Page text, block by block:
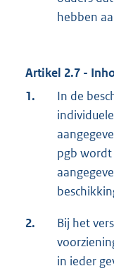
hebben
Artikel 2.7 -
1.
In de
pgb
2.
Bij het
in ieder